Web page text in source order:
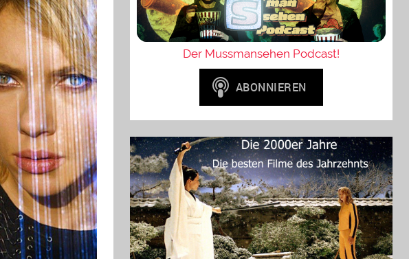
Der Mussmansehen Podcast!